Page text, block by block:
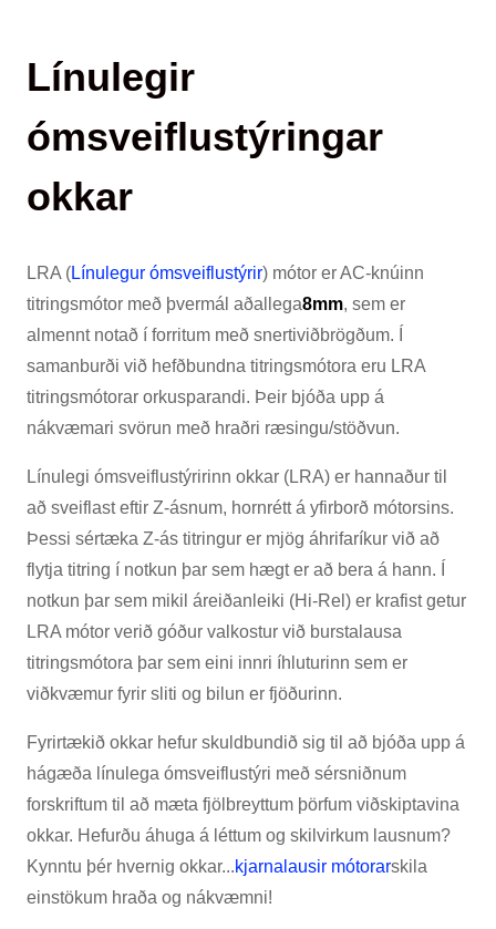
Línulegir
ómsveiflustýringar
okkar
LRA (Línulegur ómsveiflustýrir) mótor er AC-knúinn
titringsmótor með þvermál aðallega8mm, sem er
almennt notað í forritum með snertiviðbrögðum. Í
samanburði við hefðbundna titringsmótora eru LRA
titringsmótorar orkusparandi. Þeir bjóða upp á
nákvæmari svörun með hraðri ræsingu/stöðvun.
Línulegi ómsveiflustýririnn okkar (LRA) er hannaður til
að sveiflast eftir Z-ásnum, hornrétt á yfirborð mótorsins.
Þessi sértæka Z-ás titringur er mjög áhrifaríkur við að
flytja titring í notkun þar sem hægt er að bera á hann. Í
notkun þar sem mikil áreiðanleiki (Hi-Rel) er krafist getur
LRA mótor verið góður valkostur við burstalausa
titringsmótora þar sem eini innri íhluturinn sem er
viðkvæmur fyrir sliti og bilun er fjöðurinn.
Fyrirtækið okkar hefur skuldbundið sig til að bjóða upp á
hágæða línulega ómsveiflustýri með sérsniðnum
forskriftum til að mæta fjölbreyttum þörfum viðskiptavina
okkar. Hefurðu áhuga á léttum og skilvirkum lausnum?
Kynntu þér hvernig okkar...kjarnalausir mótorarskila
einstökum hraða og nákvæmni!